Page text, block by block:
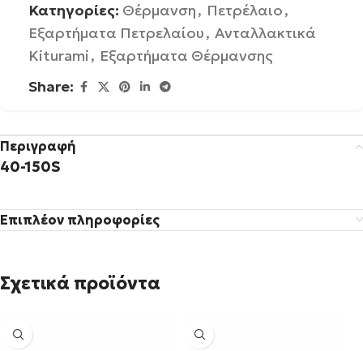
Κατηγορίες: Θέρμανση, Πετρέλαιο,
Εξαρτήματα Πετρελαίου, Ανταλλακτικά
Kiturami, Εξαρτήματα Θέρμανσης
Share:
Περιγραφή
40-150S
Επιπλέον πληροφορίες
Σχετικά προϊόντα